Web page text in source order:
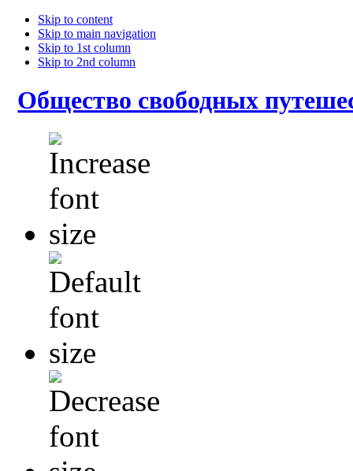
Skip to content
Skip to main navigation
Skip to 1st column
Skip to 2nd column
Общество свободных